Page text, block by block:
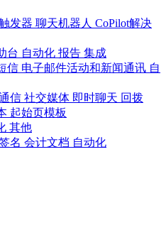
发器 聊天机器人 CoPilot解决
台 自动化 报告 集成
信 电子邮件活动和新闻通讯 自
信 社交媒体 即时聊天 回拨
起始页模板
其他
名 会计文档 自动化